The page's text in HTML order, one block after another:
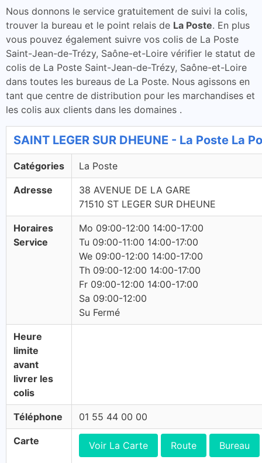
Nous donnons le service gratuitement de suivi la colis,
trouver la bureau et le point relais de La Poste. En plus
vous pouvez également suivre vos colis de La Poste
Saint-Jean-de-Trézy, Saône-et-Loire vérifier le statut de
colis de La Poste Saint-Jean-de-Trézy, Saône-et-Loire
dans toutes les bureaus de La Poste. Nous agissons en
tant que centre de distribution pour les marchandises et
les colis aux clients dans les domaines .
SAINT LEGER SUR DHEUNE - La Poste La
Catégories La Poste
Adresse
38 AVENUE DE LA GARE
71510 ST LEGER SUR DHEUNE
Horaires
Service
Mo 09:00-12:00 14:00-17:00
Tu 09:00-11:00 14:00-17:00
We 09:00-12:00 14:00-17:00
Th 09:00-12:00 14:00-17:00
Fr 09:00-12:00 14:00-17:00
Sa 09:00-12:00
Su Fermé
Heure
limite
avant
livrer les
colis
Téléphone 01 55 44 00 00
Carte Voir La Carte Route Bureau